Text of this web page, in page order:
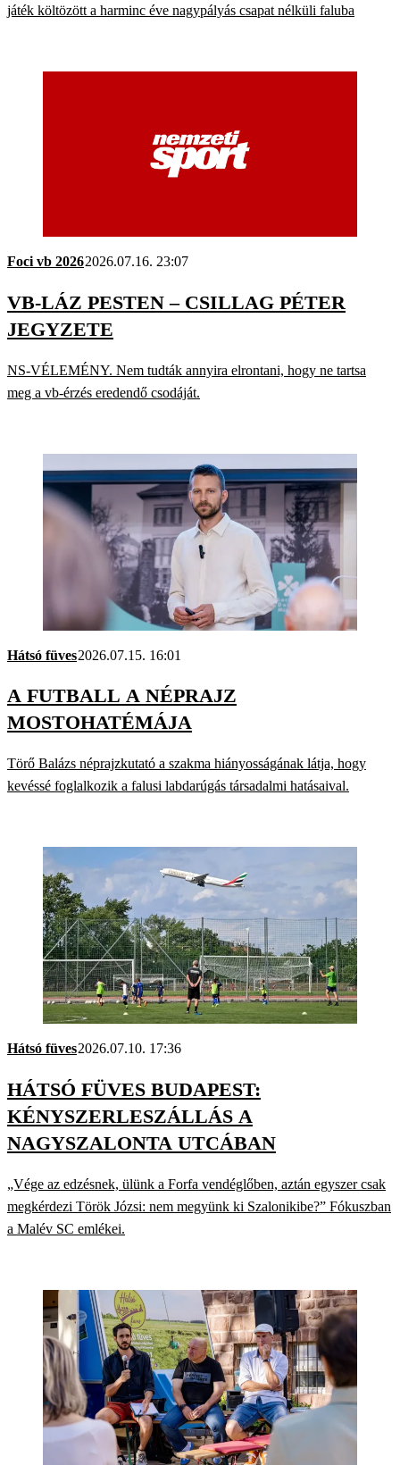
játék költözött a harminc éve nagypályás csapat nélküli faluba
Foci vb 20262026.07.16. 23:07
VB-LÁZ PESTEN – CSILLAG PÉTER
JEGYZETE
NS-VÉLEMÉNY. Nem tudták annyira elrontani, hogy ne tartsa
meg a vb-érzés eredendő csodáját.
Hátsó füves2026.07.15. 16:01
A FUTBALL A NÉPRAJZ
MOSTOHATÉMÁJA
Törő Balázs néprajzkutató a szakma hiányosságának látja, hogy
kevéssé foglalkozik a falusi labdarúgás társadalmi hatásaival.
Hátsó füves2026.07.10. 17:36
HÁTSÓ FÜVES BUDAPEST:
KÉNYSZERLESZÁLLÁS A
NAGYSZALONTA UTCÁBAN
„Vége az edzésnek, ülünk a Forfa vendéglőben, aztán egyszer csak
megkérdezi Török Józsi: nem megyünk ki Szalonikibe?” Fókuszban
a Malév SC emlékei.